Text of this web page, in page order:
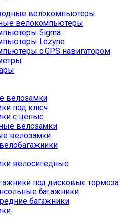
велокомпьютеры
велокомпьютеры
Sigma
Lezyne
с GPS навигатором
велозамки
под ключ
с цепью
велозамки
велозамки
велосипедные
под дисковые тормоза
багажники
багажники